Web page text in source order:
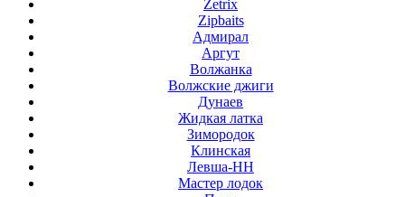
Zetrix
Zipbaits
Адмирал
Аргут
Волжанка
Волжские джиги
Дунаев
Жидкая латка
Зимородок
Клинская
Левша-НН
Мастер лодок